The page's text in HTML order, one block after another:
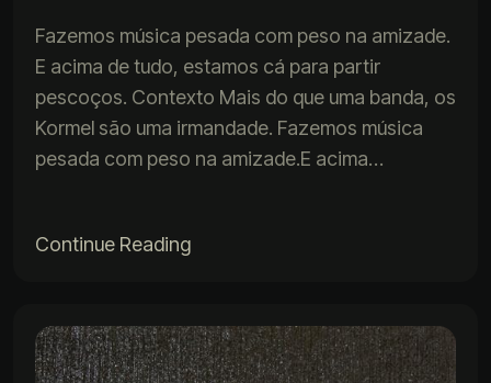
Fazemos música pesada com peso na amizade.
E acima de tudo, estamos cá para partir
pescoços. Contexto Mais do que uma banda, os
Kormel são uma irmandade. Fazemos música
pesada com peso na amizade.E acima…
Continue Reading